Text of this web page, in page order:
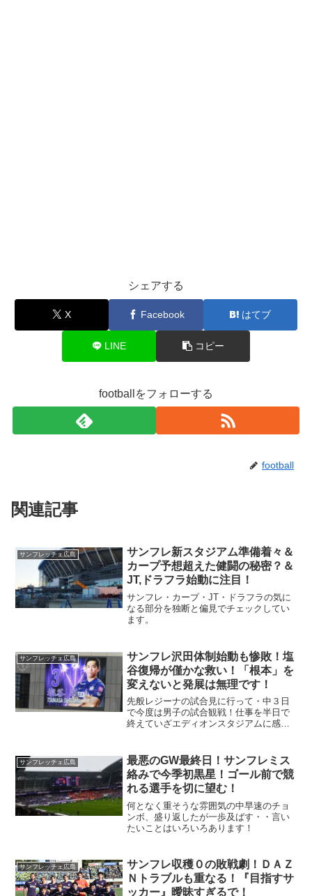
シェアする
X Facebook はてブ
LINE コピー
footballをフォローする
football
関連記事
サンフレッチェ広島
サンフレ新スタジアム準備着々＆
カープ予想超えた健闘の秘密？＆
JT,ドラフラ始動に注目！
サンフレ・カープ・JT・ドラフラの気に
なる部分を独断と偏見でチェックしてい
ます。
サンフレッチェ広島
サンフレ沢田体制始動も惨敗！塩
谷復帰が僅かな救い！「根本」を
変えないと発展は無理です！
先般レジーナの試合見に行って・中３日
で今度は男子の試合観戦！仕事を半日で
終えていざエディオンスタジアムに感染
サンフレッチェ広島
最悪のGW最終日！サンフレミス
絡みで今季初黒星！ゴール前で競
れる選手を切に望む！
何となく重そうな雰囲気の中早速のチョ
ンボ、盛り返したが一歩及ばす・・言い
たいことはいろいろあります！
サンフレッチェ広島
サンフレ収穫０の敗戦劇！ＤＡＺ
Ｎトラブルも重なる！『目指すサ
ッカー』曖昧すぎるで！